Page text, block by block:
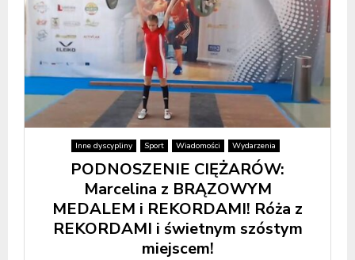
Inne dyscypliny Sport Wiadomości Wydarzenia
PODNOSZENIE CIĘŻARÓW:
Marcelina z BRĄZOWYM
MEDALEM i REKORDAMI! Róża z
REKORDAMI i świetnym szóstym
miejscem!